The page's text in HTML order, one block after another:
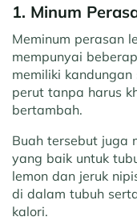
1. Minum
Meminum perasan
mempunyai
memiliki
perut tanpa harus
bertambah.
Buah tersebut juga
yang baik untuk
lemon dan jeruk
di dalam tubuh
kalori.